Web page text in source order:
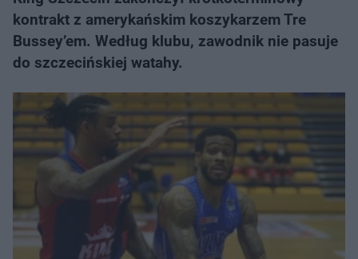
kontrakt z amerykańskim koszykarzem Tre
Bussey’em. Według klubu, zawodnik nie pasuje
do szczecińskiej watahy.